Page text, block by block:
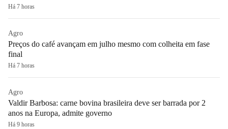
Há 7 horas
Agro
Preços do café avançam em julho mesmo com colheita em fase
final
Há 7 horas
Agro
Valdir Barbosa: carne bovina brasileira deve ser barrada por 2
anos na Europa, admite governo
Há 9 horas